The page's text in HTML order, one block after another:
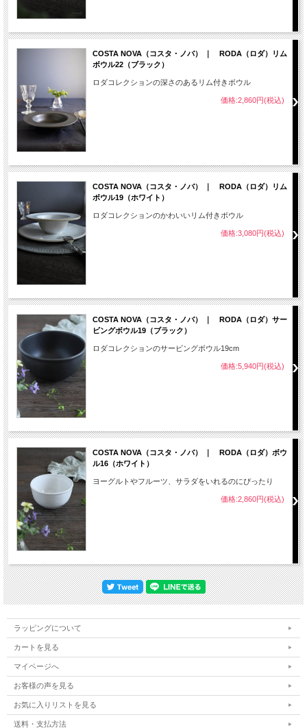
COSTA NOVA（コスタ・ノバ） ｜ RODA（ロダ）リム
ボウル22（ブラック）
ロダコレクションの深さのあるリム付きボウル
価格:2,860円(税込)
COSTA NOVA（コスタ・ノバ） ｜ RODA（ロダ）リム
ボウル19（ホワイト）
ロダコレクションのかわいいリム付きボウル
価格:3,080円(税込)
COSTA NOVA（コスタ・ノバ） ｜ RODA（ロダ）サー
ビングボウル19（ブラック）
ロダコレクションのサービングボウル19cm
価格:5,940円(税込)
COSTA NOVA（コスタ・ノバ） ｜ RODA（ロダ）ボウ
ル16（ホワイト）
ヨーグルトやフルーツ、サラダをいれるのにぴったり
価格:2,860円(税込)
ラッピングについて
カートを見る
マイページへ
お客様の声を見る
お気に入りリストを見る
送料・支払方法